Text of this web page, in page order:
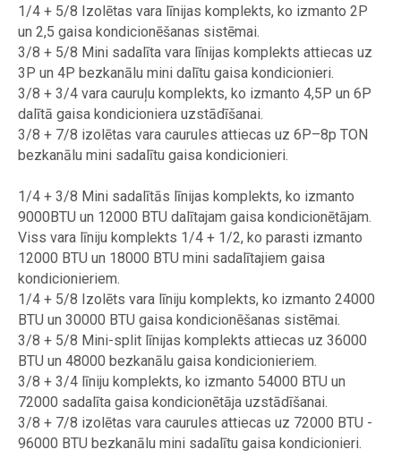
1/4 + 5/8 Izolētas vara līnijas komplekts, ko izmanto 2P
un 2,5 gaisa kondicionēšanas sistēmai.
3/8 + 5/8 Mini sadalīta vara līnijas komplekts attiecas uz
3P un 4P bezkanālu mini dalītu gaisa kondicionieri.
3/8 + 3/4 vara cauruļu komplekts, ko izmanto 4,5P un 6P
dalītā gaisa kondicioniera uzstādīšanai.
3/8 + 7/8 izolētas vara caurules attiecas uz 6P–8p TON
bezkanālu mini sadalītu gaisa kondicionieri.
1/4 + 3/8 Mini sadalītās līnijas komplekts, ko izmanto
9000BTU un 12000 BTU dalītajam gaisa kondicionētājam.
Viss vara līniju komplekts 1/4 + 1/2, ko parasti izmanto
12000 BTU un 18000 BTU mini sadalītajiem gaisa
kondicionieriem.
1/4 + 5/8 Izolēts vara līniju komplekts, ko izmanto 24000
BTU un 30000 BTU gaisa kondicionēšanas sistēmai.
3/8 + 5/8 Mini-split līnijas komplekts attiecas uz 36000
BTU un 48000 bezkanālu gaisa kondicionieriem.
3/8 + 3/4 līniju komplekts, ko izmanto 54000 BTU un
72000 sadalīta gaisa kondicionētāja uzstādīšanai.
3/8 + 7/8 izolētas vara caurules attiecas uz 72000 BTU -
96000 BTU bezkanālu mini sadalītu gaisa kondicionieri.